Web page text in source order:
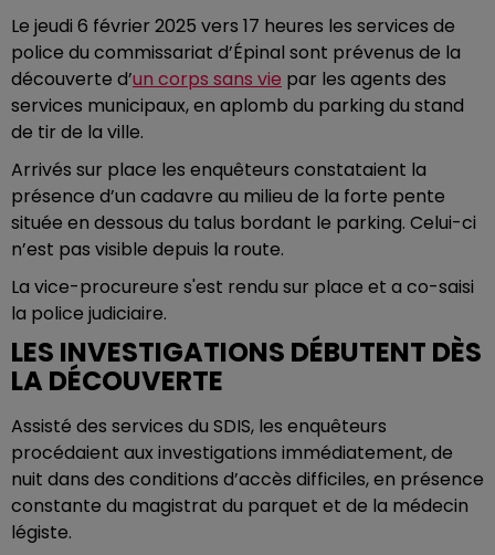
Le jeudi 6 février 2025 vers 17 heures les services de
police du commissariat d’Épinal sont prévenus de la
découverte d’un corps sans vie par les agents des
services municipaux, en aplomb du parking du stand
de tir de la ville.
Arrivés sur place les enquêteurs constataient la
présence d’un cadavre au milieu de la forte pente
située en dessous du talus bordant le parking. Celui-ci
n’est pas visible depuis la route.
La vice-procureure s'est rendu sur place et a co-saisi
la police judiciaire.
LES INVESTIGATIONS DÉBUTENT DÈS
LA DÉCOUVERTE
Assisté des services du SDIS, les enquêteurs
procédaient aux investigations immédiatement, de
nuit dans des conditions d’accès difficiles, en présence
constante du magistrat du parquet et de la médecin
légiste.